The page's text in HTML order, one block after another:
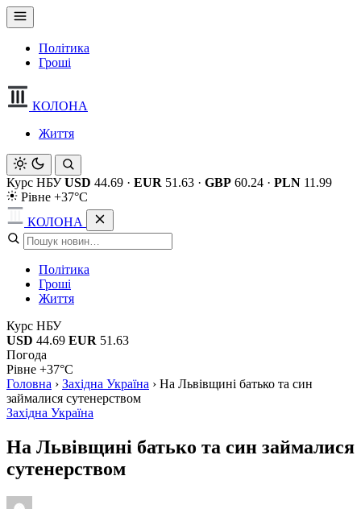
Політика
Гроші
КОЛОНА
Життя
Курс НБУ USD 44.69 · EUR 51.63 · GBP 60.24 · PLN 11.99
Рівне +37°C
КОЛОНА
Політика
Гроші
Життя
Курс НБУ
USD 44.69 EUR 51.63
Погода
Рівне +37°C
Головна › Західна Україна › На Львівщині батько та син
займалися сутенерством
Західна Україна
На Львівщині батько та син займалися
сутенерством